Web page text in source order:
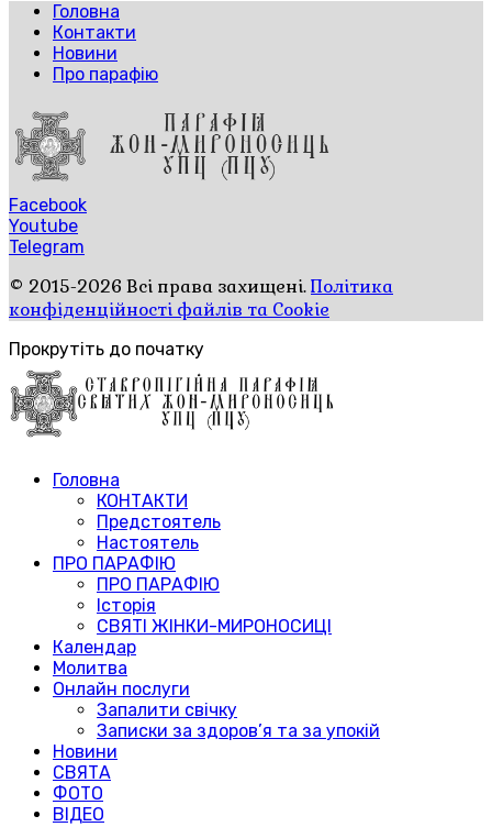
Головна
Контакти
Новини
Про парафію
Facebook
Youtube
Telegram
© 2015-2026 Всі права захищені.Політика
конфіденційності файлів та Cookie
Прокрутіть до початку
Головна
КОНТАКТИ
Предстоятель
Настоятель
ПРО ПАРАФІЮ
ПРО ПАРАФІЮ
Історія
СВЯТІ ЖІНКИ-МИРОНОСИЦІ
Календар
Молитва
Онлайн послуги
Запалити свічку
Записки за здоров’я та за упокій
Новини
СВЯТА
ФОТО
ВІДЕО